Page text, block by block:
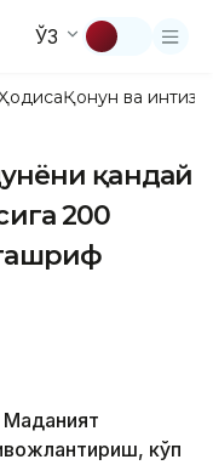
ЎЗ
Қонун ва
қандай
200
Маданият
кўп